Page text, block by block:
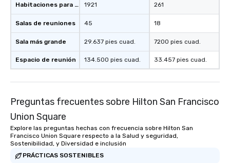
Habitaciones para huéspedes
Salas de reuniones
Sala más grande
Espacio de reunión
1921
45
29.637 pies cuad.
134.500 pies cuad.
261
18
7200 pies cuad.
33.457 pies cuad.
Preguntas frecuentes sobre Hilton San Francisco
Union Square
Explore las preguntas hechas con frecuencia sobre Hilton San
Francisco Union Square respecto a la Salud y seguridad,
Sostenibilidad, y Diversidad e inclusión
PRÁCTICAS SOSTENIBLES